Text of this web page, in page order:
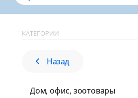
КАТЕГОРИИ
Назад
Дом, офис, зоотовары